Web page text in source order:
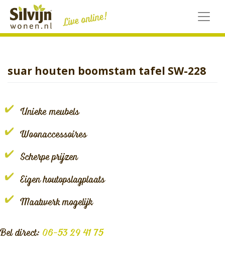
Skip
content
suar houten boomstam tafel SW-228
Unieke meubels
Woonaccessoires
Scherpe prijzen
Eigen houtopslagplaats
Maatwerk mogelijk
Bel direct: 06-53 29 41 75